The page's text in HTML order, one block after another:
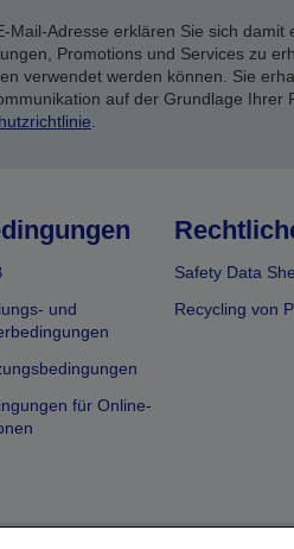
Mail-Adresse erklären Sie sich
Promotions und Services zu
verwendet werden können. Sie
auf der Grundlage Ihrer
und
für Online-
Safety Data
Recycling von